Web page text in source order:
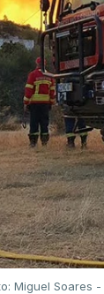
Miguel Soares -